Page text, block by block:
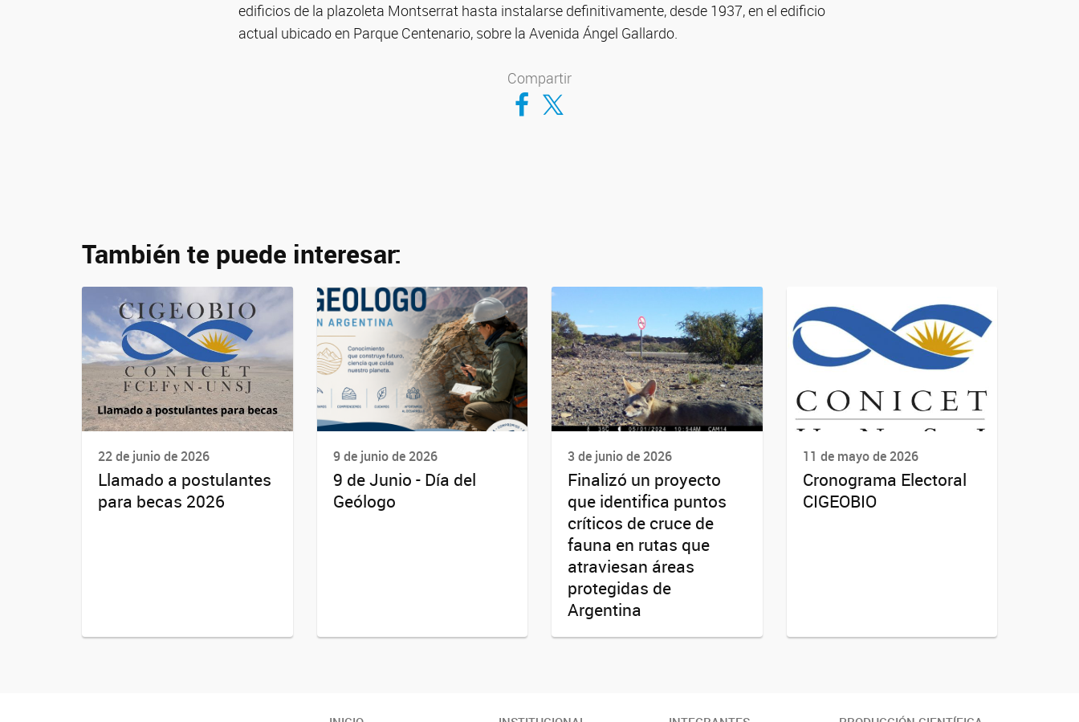
edificios de la plazoleta Montserrat hasta instalarse definitivamente, desde 1937, en el edificio
actual ubicado en Parque Centenario, sobre la Avenida Ángel Gallardo.
Compartir
Compartir en Facebook
Compartir en Twitter
También te puede interesar:
22 de junio de 2026
Llamado a postulantes
para becas 2026
9 de junio de 2026
9 de Junio - Día del
Geólogo
3 de junio de 2026
Finalizó un proyecto
que identifica puntos
críticos de cruce de
fauna en rutas que
atraviesan áreas
protegidas de
Argentina
11 de mayo de 2026
Cronograma Electoral
CIGEOBIO